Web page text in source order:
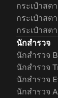
กระเป๋าสต
กระเป๋าสต
กระเป๋าสต
นักสำรวจ
นักสำรวจ
นักสำรวจ
นักสำรวจ
นักสำรวจ